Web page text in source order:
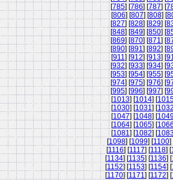
[785] [786] [787] [
[806] [807] [808] [
[827] [828] [829] [
[848] [849] [850] [
[869] [870] [871] [
[890] [891] [892] [
[911] [912] [913] [
[932] [933] [934] [
[953] [954] [955] [
[974] [975] [976] [
[995] [996] [997] [
[1013] [1014] [
[1030] [1031] [1032
[1047] [1048] [
[1064] [1065] [1066
[1081] [1082] [
[1098] [1099] [1100]
[1116] [1117] [1118] [
[1134] [1135] [1136] [
[1152] [1153] [1154] [
[1170] [1171] [1172] [